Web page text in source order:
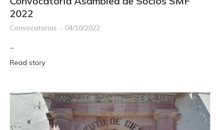
2022
Convocatorias 04/10/2022
–
Read story